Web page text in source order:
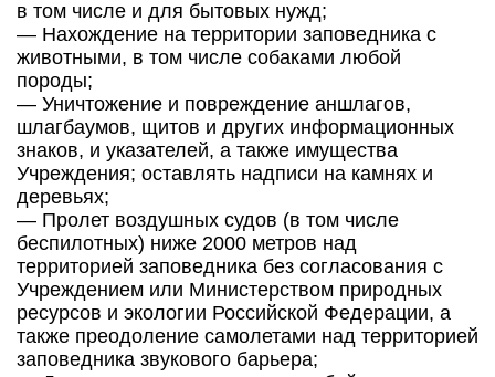
в том числе и для бытовых нужд;
— Нахождение на территории заповедника с
животными, в том числе собаками любой
породы;
— Уничтожение и повреждение аншлагов,
шлагбаумов, щитов и других информационных
знаков, и указателей, а также имущества
Учреждения; оставлять надписи на камнях и
деревьях;
— Пролет воздушных судов (в том числе
беспилотных) ниже 2000 метров над
территорией заповедника без согласования с
Учреждением или Министерством природных
ресурсов и экологии Российской Федерации, а
также преодоление самолетами над территорией
заповедника звукового барьера;